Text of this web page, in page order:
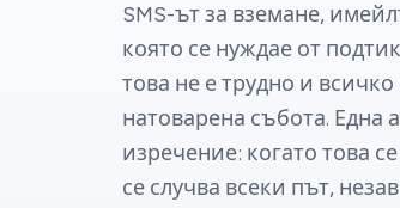
SMS-ът за вземане,
която се нуждае от
това не е трудно и
натоварена събота. Една
изречение: когато това
се случва всеки път,